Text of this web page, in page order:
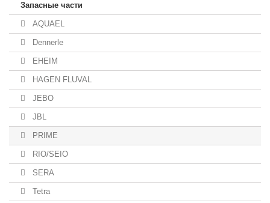
Запасные части
AQUAEL
Dennerle
EHEIM
HAGEN FLUVAL
JEBO
JBL
PRIME
RIO/SEIO
SERA
Tetra